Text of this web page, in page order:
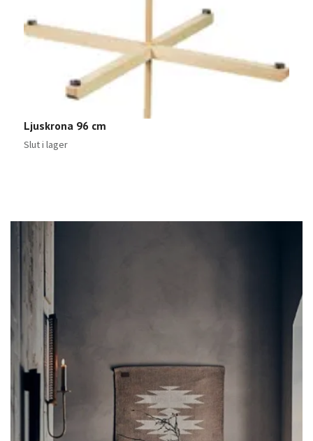
Ljuskrona 96 cm
Slut i lager